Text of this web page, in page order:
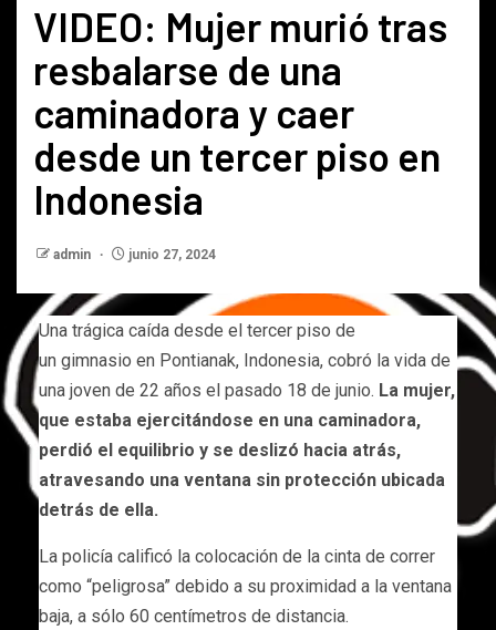
VIDEO: Mujer murió tras
resbalarse de una
caminadora y caer
desde un tercer piso en
Indonesia
admin junio 27, 2024
Una trágica caída desde el tercer piso de
un gimnasio en Pontianak, Indonesia, cobró la vida de
una joven de 22 años el pasado 18 de junio. La mujer,
que estaba ejercitándose en una caminadora,
perdió el equilibrio y se deslizó hacia atrás,
atravesando una ventana sin protección ubicada
detrás de ella.
La policía calificó la colocación de la cinta de correr
como “peligrosa” debido a su proximidad a la ventana
baja, a sólo 60 centímetros de distancia.